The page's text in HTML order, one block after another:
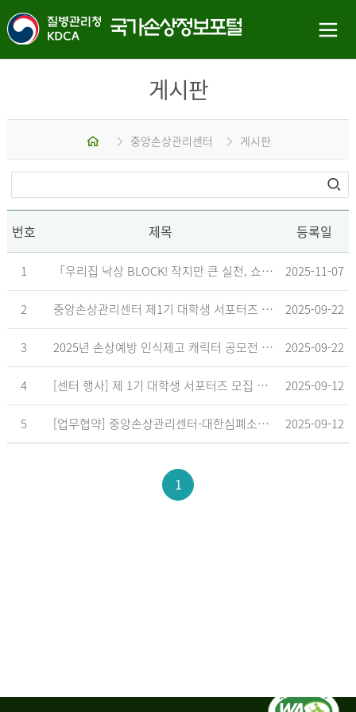
게시판
중앙손상관리센터 게시판
번호 제목 등록일
1 「우리집 낙상 BLOCK! 작지만 큰 실천, 쇼츠 챌린지」 수상작 발표 2025-11-07
2 중앙손상관리센터 제1기 대학생 서포터즈 합격자 발표 2025-09-22
3 2025년 손상예방 인식제고 캐릭터 공모전 결과발표 지연 안내 2025-09-22
4 [센터 행사] 제 1기 대학생 서포터즈 모집 공고 2025-09-12
5 [업무협약] 중앙손상관리센터-대한심폐소생협회, 학교현장 CPR 교육 확대 위한 업무협약 체결 2025-09-12
1